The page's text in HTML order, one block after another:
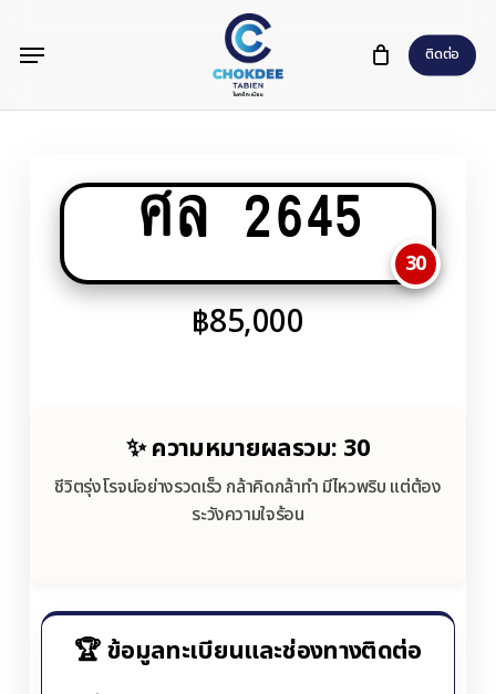
content
ติดต่อ
Menu
ศล 2645
30
฿85,000
✨ ความหมายผลรวม: 30
ชีวิตรุ่งโรจน์อย่างรวดเร็ว กล้าคิดกล้าทำ มีไหวพริบ แต่ต้อง
ระวังความใจร้อน
🏆 ข้อมูลทะเบียนและช่องทางติดต่อ